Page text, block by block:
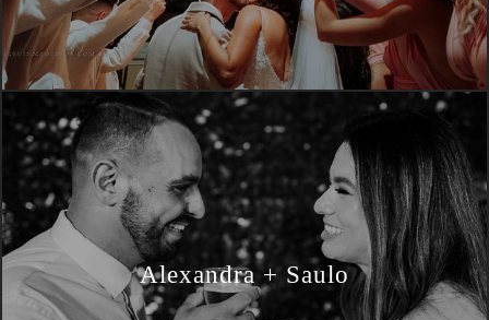
Alexandra + Saulo